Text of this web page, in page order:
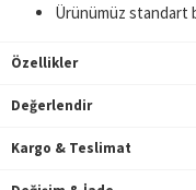
Ürünümüz standart
Özellikler
Değerlendir
Kargo & Teslimat